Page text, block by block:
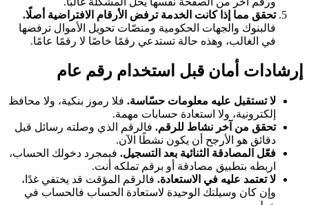
تحقق مما إذا كانت الخدمة ترفض الأرقام الافتراضية أصلًا.
فالبنوك والجهات الحكومية ومنصّات تحويل الأموال ترفضها
في الغالب، وهذه حالة تستدعي رقمًا خاصًا لا رقمًا عامًا.
إرشادات أمان قبل استخدام رقم عام
لا تستقبل عليه معلومات حسّاسة. فلا رموز بنكية، ولا محافظ
إلكترونية، ولا استعادة حسابات مهمة.
تحقق من آخر نشاط للرقم. فالرقم الذي وصلته رسائل قبل
دقائق هو الأرجح أن يكون نشطًا الآن.
فعّل المصادقة الثنائية بعد التسجيل. فبمجرد دخولك الحساب،
اربطه بتطبيق مصادقة أو برقم تملكه أنت.
لا تعتمد عليه في الاستعادة. فالرقم المؤقت قد يختفي غدًا،
وإن كان وسيلتك الوحيدة لاستعادة الحساب فالحساب في